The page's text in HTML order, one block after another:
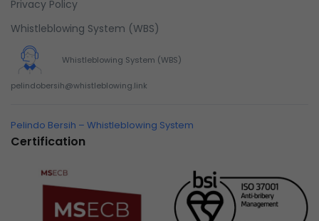
Privacy Policy
Whistleblowing System (WBS)
Whistleblowing System (WBS)
pelindobersih@whistleblowing.link
Pelindo Bersih – Whistleblowing System
Certification